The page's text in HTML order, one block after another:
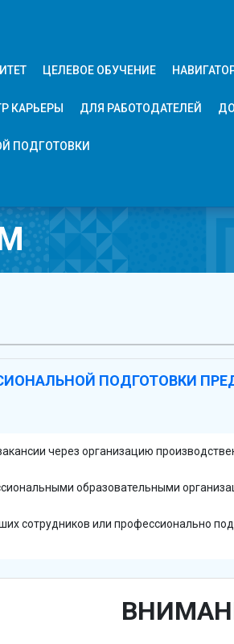
ЦЕЛЕВОЕ ОБУЧЕНИЕ
КАРЬЕРЫ ДЛЯ РАБОТОДАТЕЛЕЙ
ПОДГОТОВКИ
ПОДГОТОВКИ
через организацию
образовательными
сотрудников или профессионально